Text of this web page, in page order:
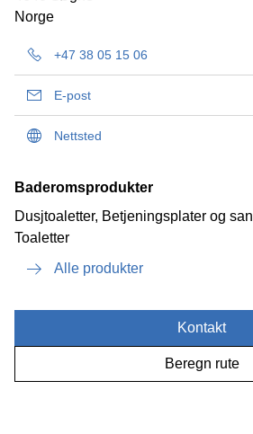
Norge
+47 38 05 15 06
E-post
Nettsted
Baderomsprodukter
Dusjtoaletter, Betjeningsplater og
Toaletter
Alle produkter
Kontakt
Beregn rute